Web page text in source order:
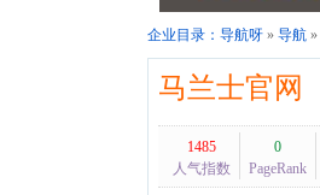
企业目录： 导航呀 » 导航 »
马兰士官网
1485
人气指数
0
PageRank